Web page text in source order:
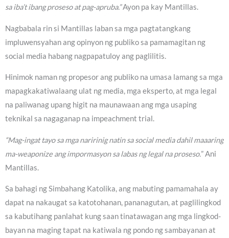
sa iba’t ibang proseso at pag-apruba.”Ayon pa kay Mantillas.
Nagbabala rin si Mantillas laban sa mga pagtatangkang
impluwensyahan ang opinyon ng publiko sa pamamagitan ng
social media habang nagpapatuloy ang paglilitis.
Hinimok naman ng propesor ang publiko na umasa lamang sa mga
mapagkakatiwalaang ulat ng media, mga eksperto, at mga legal
na paliwanag upang higit na maunawaan ang mga usaping
teknikal sa nagaganap na impeachment trial.
“Mag-ingat tayo sa mga naririnig natin sa social media dahil maaaring
ma-weaponize ang impormasyon sa labas ng legal na proseso.” Ani
Mantillas.
Sa bahagi ng Simbahang Katolika, ang mabuting pamamahala ay
dapat na nakaugat sa katotohanan, pananagutan, at paglilingkod
sa kabutihang panlahat kung saan tinatawagan ang mga lingkod-
bayan na maging tapat na katiwala ng pondo ng sambayanan at